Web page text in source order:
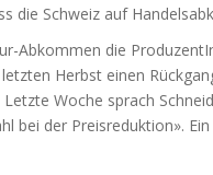
die Schweiz auf
Abkommen die
Herbst einen
Woche sprach
bei der Preisreduktion».